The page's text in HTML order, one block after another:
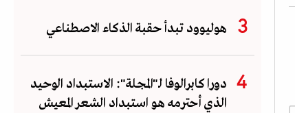
هوليوود تبدأ حقبة الذكاء الاصطناعي
دورا كابرالوفا لـ"المجلة": الاستبداد الوحيد
الذي أحترمه هو استبداد الشعر المعيش